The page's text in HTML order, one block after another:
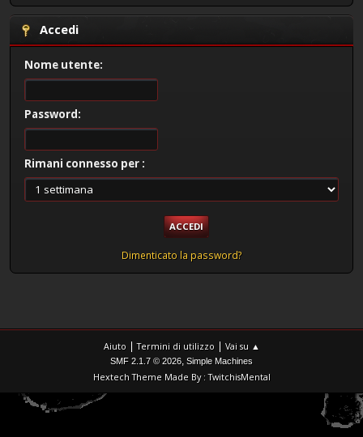
Accedi
Nome utente:
Password:
Rimani connesso per :
Dimenticato la password?
Aiuto |Termini di utilizzo | Vai su ▲
SMF 2.1.7 © 2026, Simple Machines
Hextech Theme Made By : TwitchisMental